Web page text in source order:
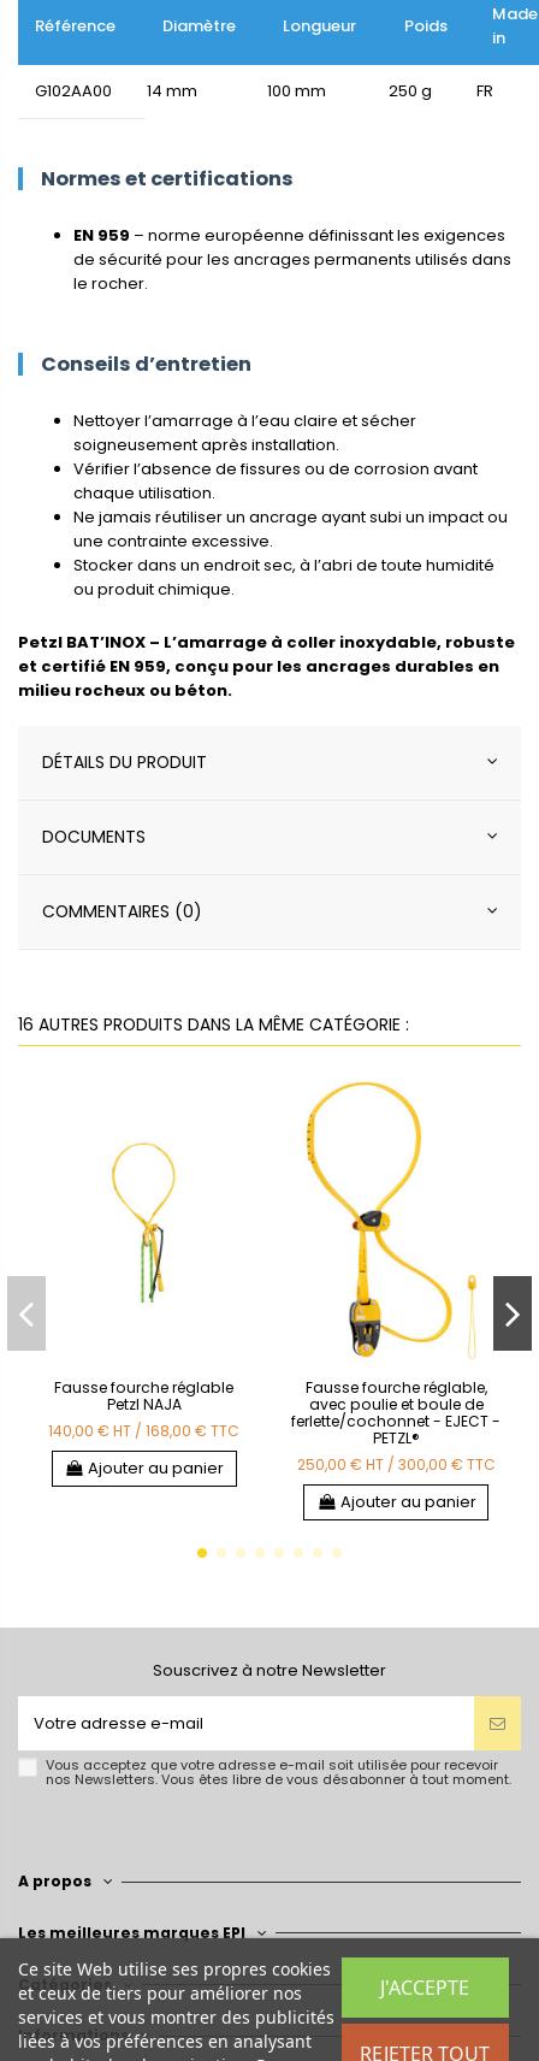
Référence Diamètre Longueur Poids
Made
in
G102AA00 14 mm 100 mm 250 g FR
Normes et certifications
EN 959 – norme européenne définissant les exigences
de sécurité pour les ancrages permanents utilisés dans
le rocher.
Conseils d’entretien
Nettoyer l’amarrage à l’eau claire et sécher
soigneusement après installation.
Vérifier l’absence de fissures ou de corrosion avant
chaque utilisation.
Ne jamais réutiliser un ancrage ayant subi un impact ou
une contrainte excessive.
Stocker dans un endroit sec, à l’abri de toute humidité
ou produit chimique.
Petzl BAT’INOX – L’amarrage à coller inoxydable, robuste
et certifié EN 959, conçu pour les ancrages durables en
milieu rocheux ou béton.
DÉTAILS DU PRODUIT
DOCUMENTS
COMMENTAIRES (0)
16 AUTRES PRODUITS DANS LA MÊME CATÉGORIE :
Fausse fourche réglable
Petzl NAJA
140,00 €HT /168,00 €TTC
Ajouter au panier
Fausse fourche réglable,
avec poulie et boule de
ferlette/cochonnet - EJECT -
PETZL®
250,00 €HT / 300,00 €TTC
Ajouter au panier
Souscrivez à notre Newsletter
Vous acceptez que votre adresse e-mail soit utilisée pour recevoir
nos Newsletters. Vous êtes libre de vous désabonner à tout moment.
A propos
Les meilleures marques EPI
Catégories
Informations
Ce site Web utilise ses propres cookies
et ceux de tiers pour améliorer nos
services et vous montrer des publicités
liées à vos préférences en analysant
REJETER TOUT
J'ACCEPTE